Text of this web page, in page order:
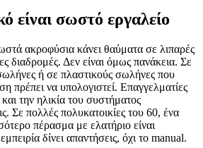
είναι σωστό εργαλείο
ακροφύσια κάνει θαύματα σε λιπαρές
διαδρομές. Δεν είναι όμως πανάκεια. Σε
ή σε πλαστικούς σωλήνες που
πρέπει να υπολογιστεί. Επαγγελματίες
την ηλικία του συστήματος
Σε πολλές πολυκατοικίες του 60, ένα
πέρασμα με ελατήριο είναι
δίνει απαντήσεις, όχι το manual.